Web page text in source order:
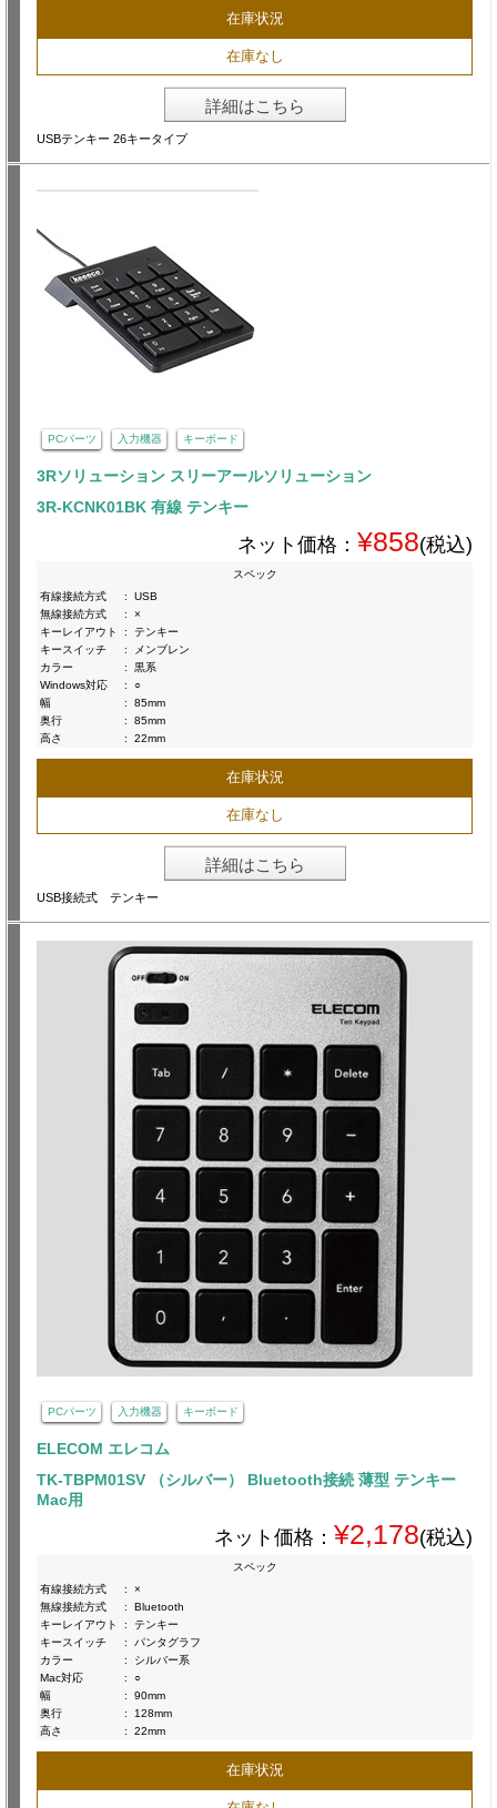
在庫状況
在庫なし
詳細はこちら
USBテンキー 26キータイプ
PCパーツ 入力機器 キーボード
3Rソリューション スリーアールソリューション
3R-KCNK01BK 有線 テンキー
ネット価格： ¥858(税込)
スペック
有線接続方式
:
USB
無線接続方式
:
×
キーレイアウト
:
テンキー
キースイッチ
:
メンブレン
カラー
:
黒系
Windows対応
:
○
幅
:
85mm
奥行
:
85mm
高さ
: 22mm
在庫状況
在庫なし
詳細はこちら
USB接続式 テンキー
PCパーツ 入力機器 キーボード
ELECOM エレコム
TK-TBPM01SV （シルバー） Bluetooth接続 薄型 テンキー
Mac用
ネット価格： ¥2,178(税込)
スペック
有線接続方式
:
×
無線接続方式
:
Bluetooth
キーレイアウト
:
テンキー
キースイッチ
:
パンタグラフ
カラー
:
シルバー系
Mac対応
:
○
幅
:
90mm
奥行
:
128mm
高さ
: 22mm
在庫状況